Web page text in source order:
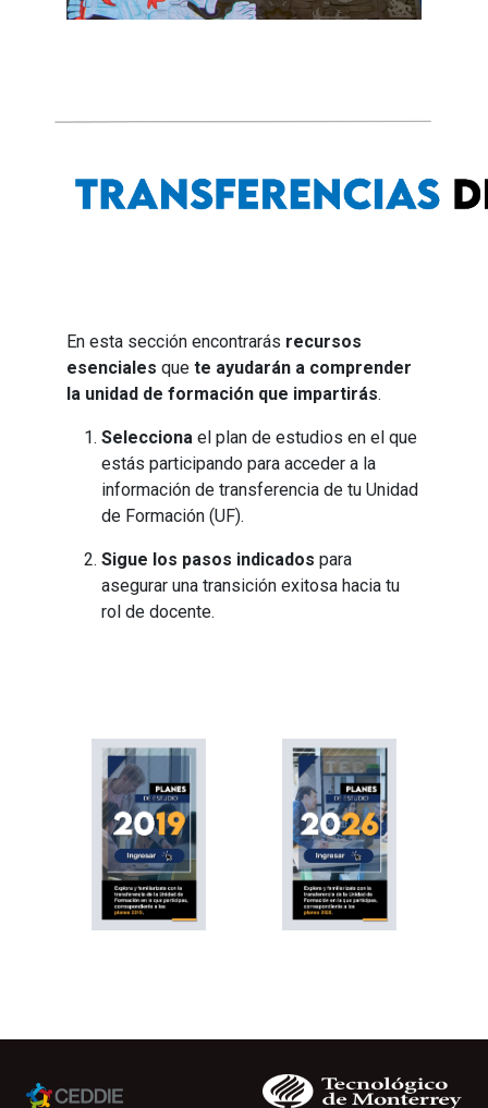
En esta sección encontrarás recursos
esenciales quete ayudarán a comprender
la unidad de formación que impartirás.
Selecciona el plan de estudios en el que
estás participando para acceder a la
información de transferencia de tu Unidad
de Formación (UF).
Sigue los pasos indicados para
asegurar una transición exitosa hacia tu
rol de docente.